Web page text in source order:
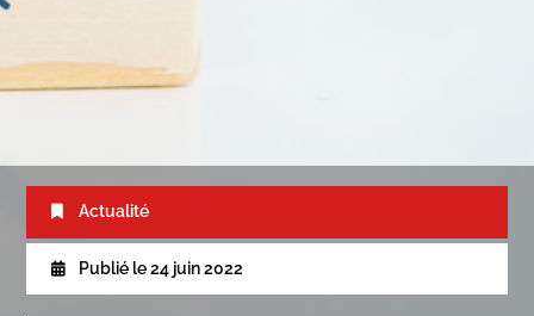
Actualité
Publié le 24 juin 2022